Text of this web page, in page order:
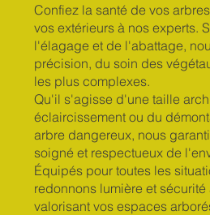
Confiez la santé de vos
vos extérieurs à nos experts.
l'élagage et de l'abattage,
précision, du soin des
les plus complexes.
Qu'il s'agisse d'une taille
éclaircissement ou du
arbre dangereux, nous
soigné et respectueux de
Équipés pour toutes les
redonnons lumière et
valorisant vos espaces